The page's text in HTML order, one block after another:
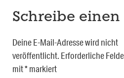
Schreibe
Deine E-Mail-Adresse wird nicht
veröffentlicht. Erforderliche
mit*markiert